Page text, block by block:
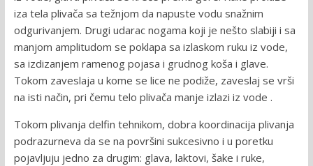
iza tela plivača sa težnjom da napuste vodu snažnim
odgurivanjem. Drugi udarac nogama koji je nešto slabiji i sa
manjom amplitudom se poklapa sa izlaskom ruku iz vode,
sa izdizanjem ramenog pojasa i grudnog koša i glave.
Tokom zaveslaja u kome se lice ne podiže, zaveslaj se vrši
na isti način, pri čemu telo plivača manje izlazi iz vode .
Tokom plivanja delfin tehnikom, dobra koordinacija plivanja
podrazurneva da se na površini sukcesivno i u poretku
pojavljuju jedno za drugim: glava, laktovi, šake i ruke,